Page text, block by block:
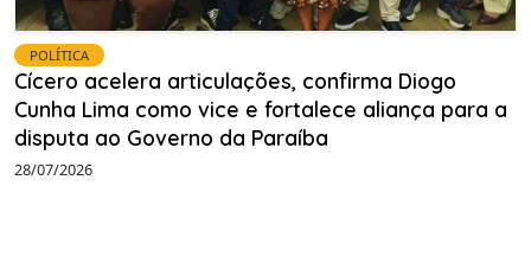
POLÍTICA
Cícero acelera articulações, confirma Diogo
Cunha Lima como vice e fortalece aliança para a
disputa ao Governo da Paraíba
28/07/2026